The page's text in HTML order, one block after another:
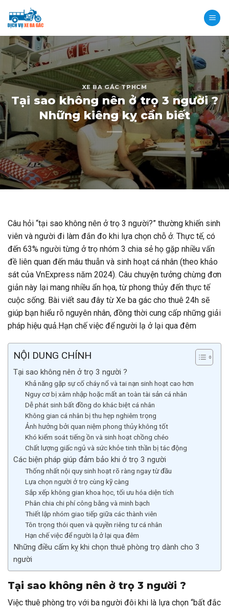
content
XE BA GÁC TPHCM
Tại sao không nên ở trọ 3 người ?
Những kiêng kỵ cần biết
Câu hỏi “tại sao không nên ở trọ 3 người?” thường khiến sinh
viên và người đi làm đắn đo khi lựa chọn chỗ ở. Thực tế, có
đến 63% người từng ở trọ nhóm 3 chia sẻ họ gặp nhiều vấn
đề liên quan đến mâu thuẫn và sinh hoạt cá nhân (theo khảo
sát của VnExpress năm 2024). Câu chuyện tưởng chừng đơn
giản này lại mang nhiều ẩn họa, từ phong thủy đến thực tế
cuộc sống. Bài viết sau đây từ Xe ba gác cho thuê 24h sẽ
giúp bạn hiểu rõ nguyên nhân, đồng thời cung cấp những giải
pháp hiệu quả.Hạn chế việc để người lạ ở lại qua đêm
NỘI DUNG CHÍNH
Tại sao không nên ở trọ 3 người ?
Khả năng gặp sự cố cháy nổ và tai nạn sinh hoạt cao hơn
Nguy cơ bị xâm nhập hoặc mất an toàn tài sản cá nhân
Dễ phát sinh bất đồng do khác biệt cá nhân
Không gian cá nhân bị thu hẹp nghiêm trọng
Ảnh hưởng bởi quan niệm phong thủy không tốt
Khó kiểm soát tiếng ồn và sinh hoạt chồng chéo
Chất lượng giấc ngủ và sức khỏe tinh thần bị tác động
Các biện pháp giúp đảm bảo khi ở trọ 3 người
Thống nhất nội quy sinh hoạt rõ ràng ngay từ đầu
Lựa chọn người ở trọ cùng kỹ càng
Sắp xếp không gian khoa học, tối ưu hóa diện tích
Phân chia chi phí công bằng và minh bạch
Thiết lập nhóm giao tiếp giữa các thành viên
Tôn trọng thói quen và quyền riêng tư cá nhân
Hạn chế việc để người lạ ở lại qua đêm
Những điều cấm kỵ khi chọn thuê phòng trọ dành cho 3
người
Tại sao không nên ở trọ 3 người ?
Việc thuê phòng trọ với ba người đôi khi là lựa chọn “bất đắc